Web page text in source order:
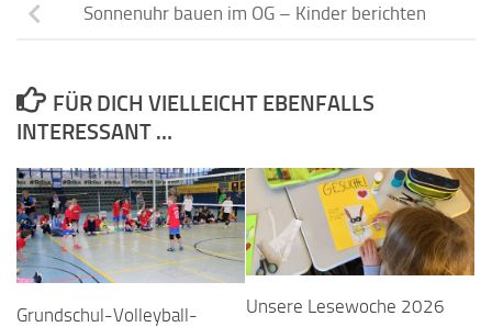
Sonnenuhr bauen im OG – Kinder berichten
FÜR DICH VIELLEICHT EBENFALLS
INTERESSANT …
Grundschul-Volleyball-
Unsere Lesewoche 2026